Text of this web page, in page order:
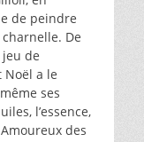
de peindre
De
de
a le
ses
l’essence,
des